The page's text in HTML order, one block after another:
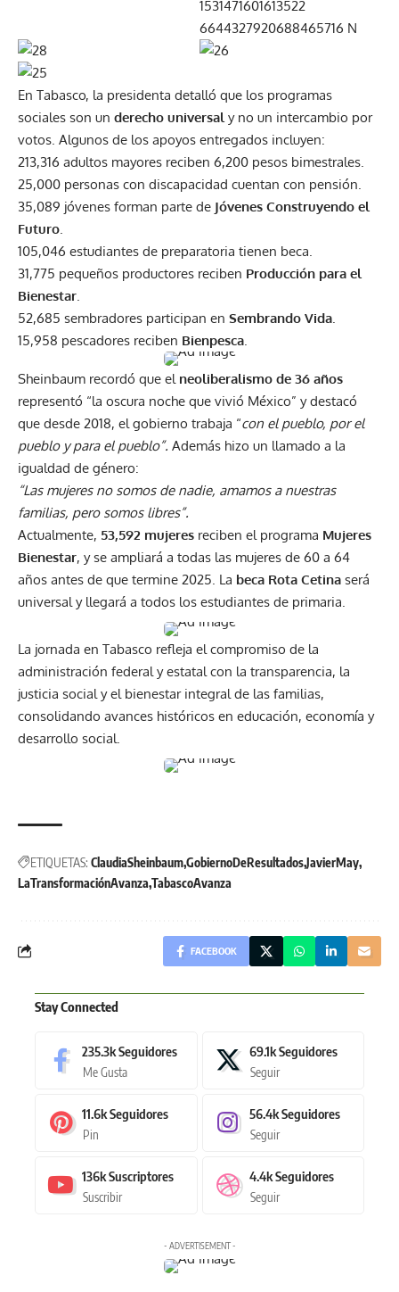
En Tabasco, la presidenta detalló que los programas
sociales son un derecho universal y no un intercambio por
votos. Algunos de los apoyos entregados incluyen:
213,316 adultos mayores reciben 6,200 pesos bimestrales.
25,000 personas con discapacidad cuentan con pensión.
35,089 jóvenes forman parte de Jóvenes Construyendo el
Futuro
105,046 estudiantes de preparatoria tienen beca.
31,775 pequeños productores reciben Producción para el
Bienestar
52,685 sembradores participan en Sembrando Vida
15,958 pescadores reciben Bienpesca
Sheinbaum recordó que el neoliberalismo de 36 años
representó “la oscura noche que vivió México” y destacó
que desde 2018, el gobierno trabaja “con el pueblo, por el
pueblo y para el pueblo”. Además hizo un llamado a la
igualdad de género:
“Las mujeres no somos de nadie, amamos a nuestras
familias, pero somos libres”.
Actualmente, 53,592 mujeres reciben el programa Mujeres
Bienestar, y se ampliará a todas las mujeres de 60 a 64
años antes de que termine 2025. La beca Rota Cetina será
universal y llegará a todos los estudiantes de primaria.
La jornada en Tabasco refleja el compromiso de la
administración federal y estatal con la transparencia, la
justicia social y el bienestar integral de las familias,
consolidando avances históricos en educación, economía y
desarrollo social.
ETIQUETAS: ClaudiaSheinbaumGobiernoDeResultadosJavierMay
LaTransformaciónAvanza TabascoAvanza
FACEBOOK
Stay Connected
235.3kSeguidores
Me Gusta
69.1kSeguidores
Seguir
11.6kSeguidores
Pin
56.4kSeguidores
Seguir
136kSuscriptores
Suscribir
4.4kSeguidores
Seguir
- ADVERTISEMENT -